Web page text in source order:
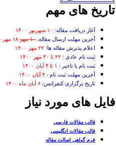
های مهم
آغاز دریافت مقاله: ۱۰ شهریور ۱۴۰۰
آخرین مهلت ارسال مقاله: ۱۰ مهر
۱۸ مهر۱۴۰۰
اعلام پذیرش مقاله ها: ۲۲ مهر ۱۴۰۰
ثبت نام عادی : ۲۲ تا ۳۰ مهر ۱۴۰۰
ثبت نام با تاخیر :
آخرین مهلت ثبت نام : ۴ آبان ۱۴۰۰
تاریخ برگزاری کنفرانس: ۶ آبان ماه ۱۴۰۰
های مورد نیاز
قالب مقالات فارسی
قالب مقالات انگلیسی
فرم گواهی اصالت مقاله